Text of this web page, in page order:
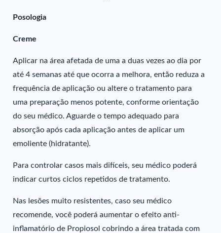
Posologia
Creme
Aplicar na área afetada de uma a duas vezes ao dia por
até 4 semanas até que ocorra a melhora, então reduza a
frequência de aplicação ou altere o tratamento para
uma preparação menos potente, conforme orientação
do seu médico. Aguarde o tempo adequado para
absorção após cada aplicação antes de aplicar um
emoliente (hidratante).
Para controlar casos mais difíceis, seu médico poderá
indicar curtos ciclos repetidos de tratamento.
Nas lesões muito resistentes, caso seu médico
recomende, você poderá aumentar o efeito anti-
inflamatório de Propiosol cobrindo a área tratada com